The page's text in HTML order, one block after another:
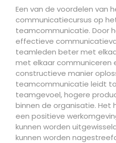
Een van de voordelen van
communicatiecursus op
teamcommunicatie. Door
effectieve
teamleden beter met
met elkaar communiceren
constructieve manier
teamcommunicatie leidt
teamgevoel, hogere
binnen de organisatie. Het
een positieve
kunnen worden
kunnen worden